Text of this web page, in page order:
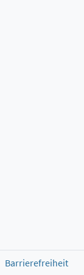
Barrierefreiheit